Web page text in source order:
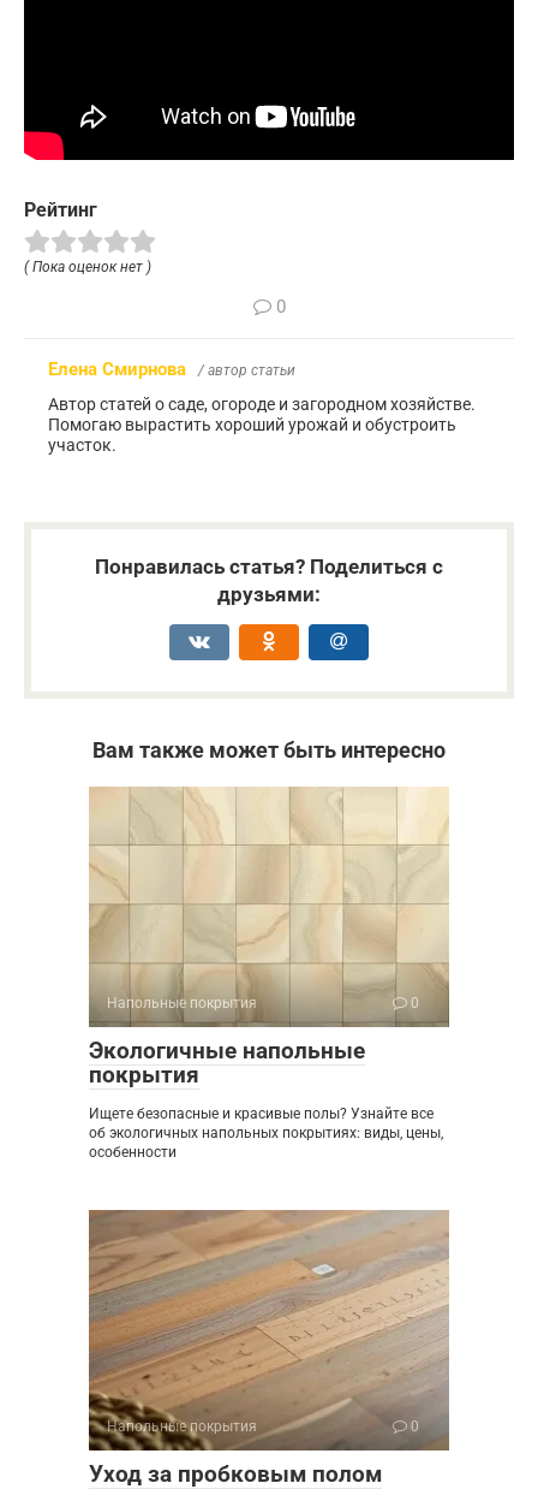
Рейтинг
( Пока оценок нет )
0
Елена Смирнова / автор статьи
Автор статей о саде, огороде и загородном хозяйстве.
Помогаю вырастить хороший урожай и обустроить
участок.
Понравилась статья? Поделиться с
друзьями:
Вам также может быть интересно
Напольные покрытия 0
Экологичные напольные
покрытия
Ищете безопасные и красивые полы? Узнайте все
об экологичных напольных покрытиях: виды, цены,
особенности
Напольные покрытия 0
Уход за пробковым полом